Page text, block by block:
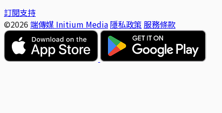
訂閱支持
©2026 端傳媒 Initium Media 隱私政策 服務條款